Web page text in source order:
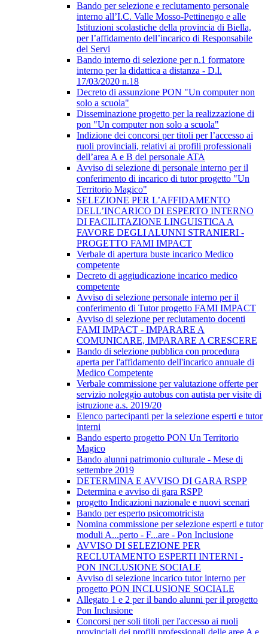
Bando per selezione e reclutamento personale
interno all’I.C. Valle Mosso-Pettinengo e alle
Istituzioni scolastiche della provincia di Biella,
per l’affidamento dell’incarico di Responsabile
del Servi
Bando interno di selezione per n.1 formatore
interno per la didattica a distanza - D.l.
17/03/2020 n.18
Decreto di assunzione PON "Un computer non
solo a scuola"
Disseminazione progetto per la realizzazione di
pon "Un computer non solo a scuola"
Indizione dei concorsi per titoli per l’accesso ai
ruoli provinciali, relativi ai profili professionali
dell’area A e B del personale ATA
Avviso di selezione di personale interno per il
conferimento di incarico di tutor progetto "Un
Territorio Magico"
SELEZIONE PER L’AFFIDAMENTO
DELL’INCARICO DI ESPERTO INTERNO
DI FACILITAZIONE LINGUISTICA A
FAVORE DEGLI ALUNNI STRANIERI -
PROGETTO FAMI IMPACT
Verbale di apertura buste incarico Medico
competente
Decreto di aggiudicazione incarico medico
competente
Avviso di selezione personale interno per il
conferimento di Tutor progetto FAMI IMPACT
Avviso di selezione per reclutamento docenti
FAMI IMPACT - IMPARARE A
COMUNICARE, IMPARARE A CRESCERE
Bando di selezione pubblica con procedura
aperta per l'affidamento dell'incarico annuale di
Medico Competente
Verbale commissione per valutazione offerte per
servizio noleggio autobus con autista per visite di
istruzione a.s. 2019/20
Elenco partecipanti per la selezione esperti e tutor
interni
Bando esperto progetto PON Un Territorio
Magico
Bando alunni patrimonio culturale - Mese di
settembre 2019
DETERMINA E AVVISO DI GARA RSPP
Determina e avviso di gara RSPP
progetto Indicazioni nazionale e nuovi scenari
Bando per esperto psicomotricista
Nomina commissione per selezione esperti e tutor
moduli A...perto - F...are - Pon Inclusione
AVVISO DI SELEZIONE PER
RECLUTAMENTO ESPERTI INTERNI -
PON INCLUSIONE SOCIALE
Avviso di selezione incarico tutor interno per
progetto PON INCLUSIONE SOCIALE
Allegato 1 e 2 per il bando alunni per il progetto
Pon Inclusione
Concorsi per soli titoli per l'accesso ai ruoli